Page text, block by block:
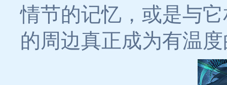
情节的记忆，或是与
的周边真正成为有温